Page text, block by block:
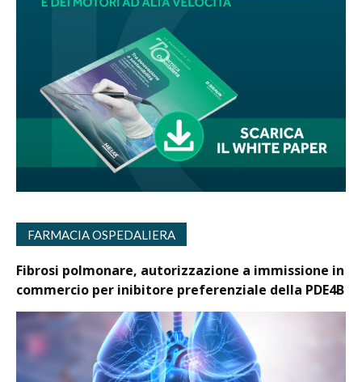
FARMACIA OSPEDALIERA
Fibrosi polmonare, autorizzazione a immissione in
commercio per inibitore preferenziale della PDE4B